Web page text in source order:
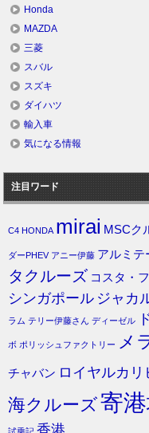
Honda
MAZDA
三菱
スバル
スズキ
ダイハツ
輸入車
気になる情報
注目ワード
C4 HONDA mirai MSCク
ダーPHEV アニー伊藤 アルミテ
タクルーズ コスタ・
シンガポール ジャカ
ラム テリー伊藤さん ディーゼル
ボ ポリッシュファクトリー メ
チャバン ロイヤルカリ
海クルーズ寄